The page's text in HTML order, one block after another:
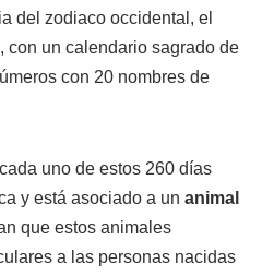
del zodiaco occidental, el
, con un calendario sagrado de
con 20 nombres de
uno de estos 260 días
y está asociado a un animal
que estos animales
a las personas nacidas